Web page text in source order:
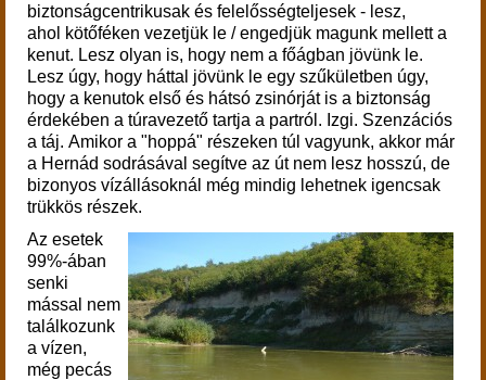
biztonságcentrikusak és felelősségteljesek - lesz,
ahol kötőféken vezetjük le / engedjük magunk mellett a
kenut. Lesz olyan is, hogy nem a főágban jövünk le.
Lesz úgy, hogy háttal jövünk le egy szűkületben úgy,
hogy a kenutok első és hátsó zsinórját is a biztonság
érdekében a túravezető tartja a partról. Izgi. Szenzációs
a táj. Amikor a "hoppá" részeken túl vagyunk, akkor már
a Hernád sodrásával segítve az út nem lesz hosszú, de
bizonyos vízállásoknál még mindig lehetnek igencsak
trükkös részek.
Az esetek
99%-ában
senki
mással nem
találkozunk
a vízen,
még pecás